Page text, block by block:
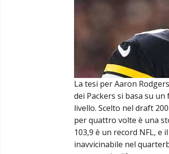
La tesi per Aaron
dei Packers si basa su
livello. Scelto nel draft
per quattro volte è una
103,9 è un record NFL,
inavvicinabile nel